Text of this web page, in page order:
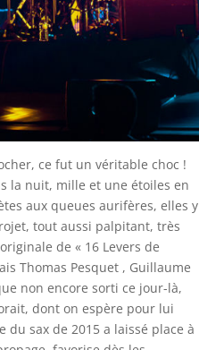
ce fut un véritable choc !
la nuit, mille et une étoiles en
aux queues aurifères, elles y
tout aussi palpitant, très
de « 16 Levers de
Thomas Pesquet , Guillaume
non encore sorti ce jour-là,
dont on espère pour lui
sax de 2015 a laissé place à